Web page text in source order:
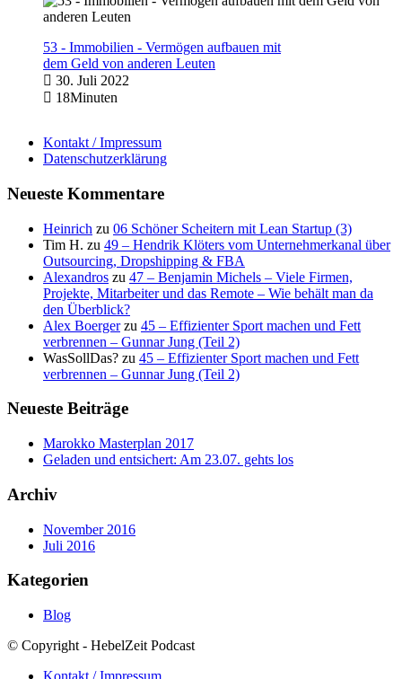
53 - Immobilien - Vermögen aufbauen mit
dem Geld von anderen Leuten
30. Juli 2022
18Minuten
Kontakt / Impressum
Datenschutzerklärung
Neueste Kommentare
Heinrich zu 06 Schöner Scheitern mit Lean Startup (3)
Tim H. zu 49 – Hendrik Klöters vom Unternehmerkanal über
Outsourcing, Dropshipping & FBA
Alexandros zu 47 – Benjamin Michels – Viele Firmen,
Projekte, Mitarbeiter und das Remote – Wie behält man da
den Überblick?
Alex Boergerzu 45 – Effizienter Sport machen und Fett
verbrennen – Gunnar Jung (Teil 2)
WasSollDas? zu 45 – Effizienter Sport machen und Fett
verbrennen – Gunnar Jung (Teil 2)
Neueste Beiträge
Marokko Masterplan 2017
Geladen und entsichert: Am 23.07. gehts los
Archiv
November 2016
Juli 2016
Kategorien
Blog
© Copyright - HebelZeit Podcast
Kontakt / Impressum